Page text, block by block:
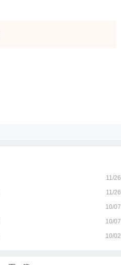
11/26
11/26
10/07
10/07
10/02